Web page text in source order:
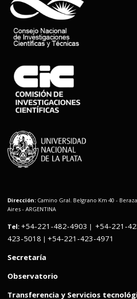
Dirección: Camino Gral. Belgrano Km 40 -
Aires - ARGENTINA
Tel: +54-221-482-4903 | +54-221-
423-5018 | +54-221-423-4971
Secretaría
Observatorio
Transferencia y Servicios